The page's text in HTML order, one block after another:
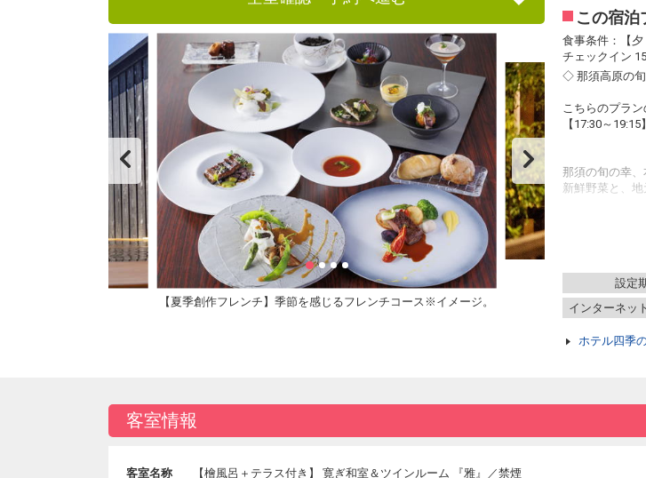
【夏季創作フレンチ】季節を感じるフレンチコース※イメージ。
この宿泊
食事条件：【夕
チェックイン
◇ 那須高原の
こちらのプラ
【17:30～
那須の旬の幸
新鮮野菜と、
プライベート
※料理の内容は
設定
インターネッ
ホテル四季
客室情報
客室名称
【檜風呂＋テラス付き】 寛ぎ和室＆ツインルーム 『雅』／禁煙